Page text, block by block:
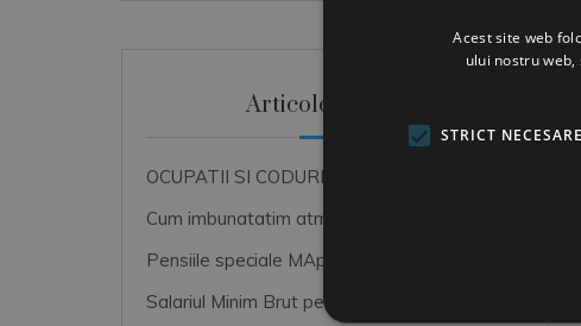
Articole Recente
OCUPATII SI CODURI COR
Cum imbunatatim atmosfera de lucru
Pensiile speciale MApN+MAI+SRI
Salariul Minim Brut pe tara
Acest site web
ului nostru
STRICT NECESARE